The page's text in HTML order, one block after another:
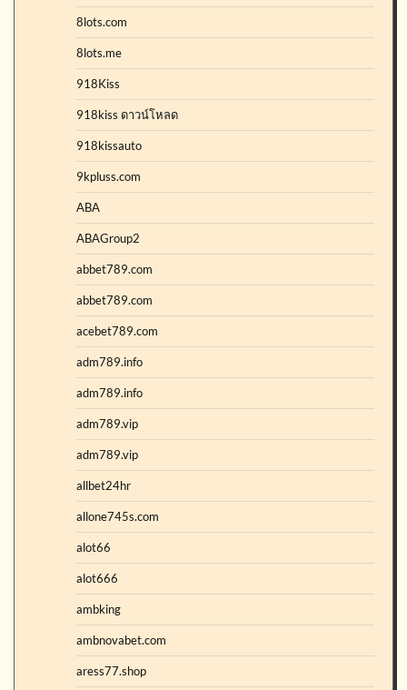
8lots.com
8lots.me
918Kiss
918kiss ดาวน์โหลด
918kissauto
9kpluss.com
ABA
ABAGroup2
abbet789.com
abbet789.com
acebet789.com
adm789.info
adm789.info
adm789.vip
adm789.vip
allbet24hr
allone745s.com
alot66
alot666
ambking
ambnovabet.com
aress77.shop